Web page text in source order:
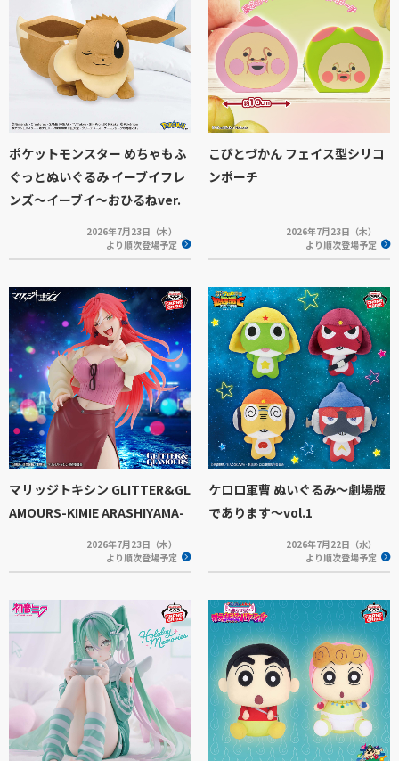
ポケットモンスター めちゃもふ
ぐっとぬいぐるみ イーブイフレ
ンズ～イーブイ～おひるねver.
2026年7月23日（木）
より順次登場予定
こびとづかん フェイス型シリコ
ンポーチ
2026年7月23日（木）
より順次登場予定
マリッジトキシン GLITTER&GL
AMOURS-KIMIE ARASHIYAMA-
2026年7月23日（木）
より順次登場予定
ケロロ軍曹 ぬいぐるみ～劇場版
であります～vol.1
2026年7月22日（水）
より順次登場予定